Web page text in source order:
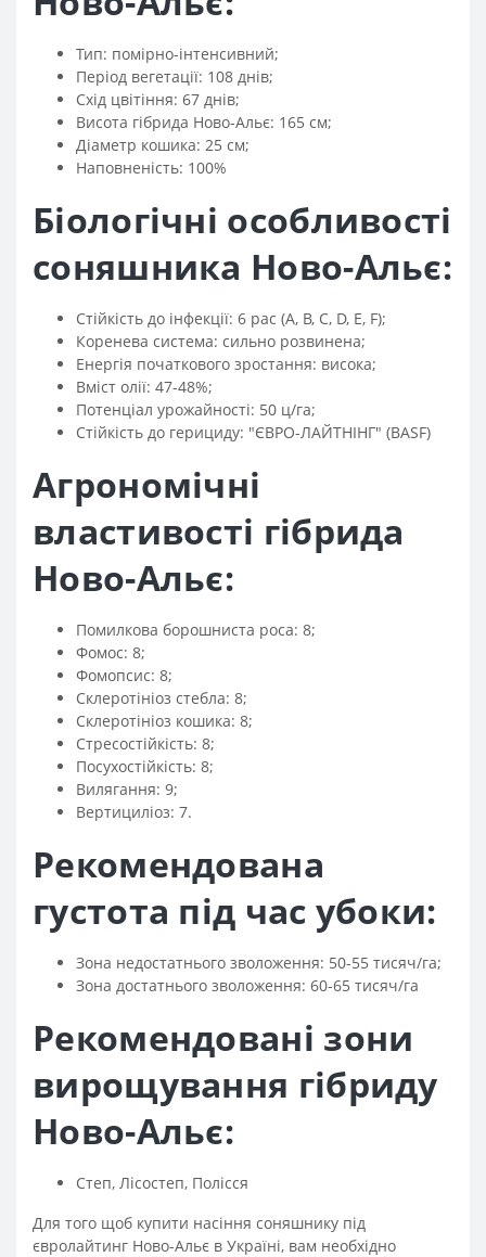
Тип: помірно-інтенсивний;
Період вегетації: 108 днів;
Схід цвітіння: 67 днів;
Висота гібрида Ново-Альє: 165 см;
Діаметр кошика: 25 см;
Наповненість: 100%
Біологічні особливості
соняшника Ново-Альє:
Стійкість до інфекції: 6 рас (A, B, C, D, E, F);
Коренева система: сильно розвинена;
Енергія початкового зростання: висока;
Вміст олії: 47-48%;
Потенціал урожайності: 50 ц/га;
Стійкість до герициду: "ЄВРО-ЛАЙТНІНГ" (BASF)
Агрономічні
властивості гібрида
Ново-Альє:
Помилкова борошниста роса: 8;
Фомос: 8;
Фомопсис: 8;
Склеротініоз стебла: 8;
Склеротініоз кошика: 8;
Стресостійкість: 8;
Посухостійкість: 8;
Вилягання: 9;
Вертициліоз: 7.
Рекомендована
густота під час убоки:
Зона недостатнього зволоження: 50-55 тисяч/га;
Зона достатнього зволоження: 60-65 тисяч/га
Рекомендовані зони
вирощування гібриду
Ново-Альє:
Степ, Лісостеп, Полісся
Для того щоб купити насіння соняшнику під
євролайтинг Ново-Альє в Україні, вам необхідно